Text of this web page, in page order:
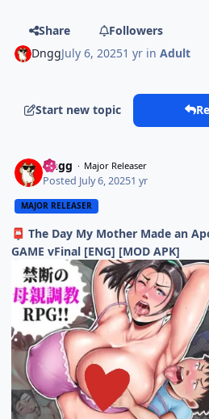
Share
Followers
DnggJuly 6, 20251 yr inAdult
Start new topic
Dngg Major Releaser
Posted July 6, 20251 yr
MAJOR RELEASER
📮 The Day My Mother Made an
GAME vFinal [ENG] [MOD APK]